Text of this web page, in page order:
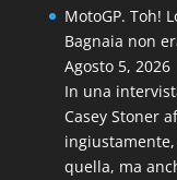
MotoGP. Toh!
Bagnaia non
Agosto 5, 2026
In una
Casey Stoner
quella, ma